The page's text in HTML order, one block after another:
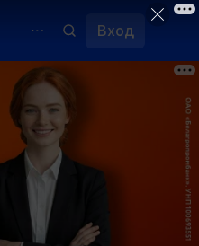
Вход